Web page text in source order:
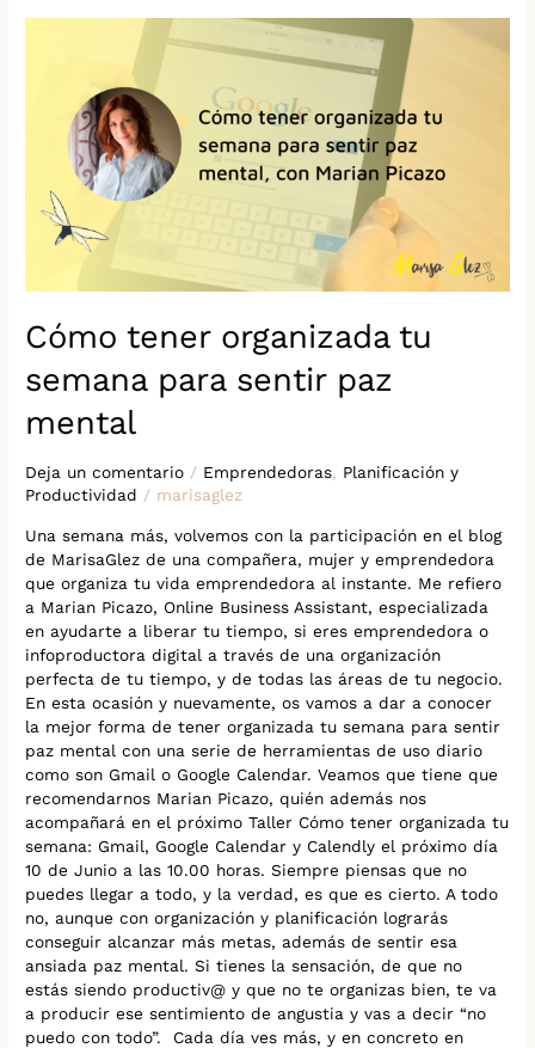
Cómo tener organizada tu
semana para sentir paz
mental
Deja un comentario / Emprendedoras, Planificación y
Productividad / marisaglez
Una semana más, volvemos con la participación en el blog
de MarisaGlez de una compañera, mujer y emprendedora
que organiza tu vida emprendedora al instante. Me refiero
a Marian Picazo, Online Business Assistant, especializada
en ayudarte a liberar tu tiempo, si eres emprendedora o
infoproductora digital a través de una organización
perfecta de tu tiempo, y de todas las áreas de tu negocio.
En esta ocasión y nuevamente, os vamos a dar a conocer
la mejor forma de tener organizada tu semana para sentir
paz mental con una serie de herramientas de uso diario
como son Gmail o Google Calendar. Veamos que tiene que
recomendarnos Marian Picazo, quién además nos
acompañará en el próximo Taller Cómo tener organizada tu
semana: Gmail, Google Calendar y Calendly el próximo día
10 de Junio a las 10.00 horas. Siempre piensas que no
puedes llegar a todo, y la verdad, es que es cierto. A todo
no, aunque con organización y planificación lograrás
conseguir alcanzar más metas, además de sentir esa
ansiada paz mental. Si tienes la sensación, de que no
estás siendo productiv@ y que no te organizas bien, te va
a producir ese sentimiento de angustia y vas a decir “no
puedo con todo”. Cada día ves más, y en concreto en
semana
paz
mental